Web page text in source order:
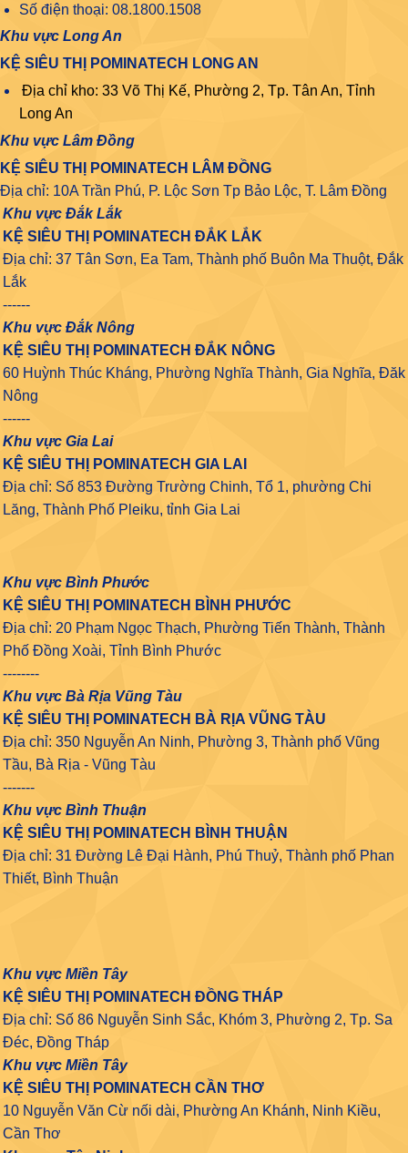
Số điện thoại: 08.1800.1508
Khu vực Long An
KỆ SIÊU THỊ POMINATECH LONG AN
Địa chỉ kho: 33 Võ Thị Kế, Phường 2, Tp. Tân An, Tỉnh
Long An
Khu vực Lâm Đồng
KỆ SIÊU THỊ POMINATECH LÂM ĐỒNG
Địa chỉ: 10A Trần Phú, P. Lộc Sơn Tp Bảo Lộc, T. Lâm Đồng
Khu vực Đắk Lắk
KỆ SIÊU THỊ POMINATECH ĐẮK LẮK
Địa chỉ: 37 Tân Sơn, Ea Tam, Thành phố Buôn Ma Thuột, Đắk
Lắk
------
Khu vực Đắk Nông
KỆ SIÊU THỊ POMINATECH ĐẮK NÔNG
60 Huỳnh Thúc Kháng, Phường Nghĩa Thành, Gia Nghĩa, Đăk
Nông
------
Khu vực Gia Lai
KỆ SIÊU THỊ POMINATECH GIA LAI
Địa chỉ: Số 853 Đường Trường Chinh, Tổ 1, phường Chi
Lăng, Thành Phố Pleiku, tỉnh Gia Lai
Khu vực Bình Phước
KỆ SIÊU THỊ POMINATECH BÌNH PHƯỚC
Địa chỉ: 20 Phạm Ngọc Thạch, Phường Tiến Thành, Thành
Phố Đồng Xoài, Tỉnh Bình Phước
--------
Khu vực Bà Rịa Vũng Tàu
KỆ SIÊU THỊ POMINATECH BÀ RỊA VŨNG TÀU
Địa chỉ: 350 Nguyễn An Ninh, Phường 3, Thành phố Vũng
Tầu, Bà Rịa - Vũng Tàu
-------
Khu vực Bình Thuận
KỆ SIÊU THỊ POMINATECH BÌNH THUẬN
Địa chỉ: 31 Đường Lê Đại Hành, Phú Thuỷ, Thành phố Phan
Thiết, Bình Thuận
Khu vực Miền Tây
KỆ SIÊU THỊ POMINATECH ĐỒNG THÁP
Địa chỉ: Số 86 Nguyễn Sinh Sắc, Khóm 3, Phường 2, Tp. Sa
Đéc, Đồng Tháp
Khu vực Miền Tây
KỆ SIÊU THỊ POMINATECH CẦN THƠ
10 Nguyễn Văn Cừ nối dài, Phường An Khánh, Ninh Kiều,
Cần Thơ